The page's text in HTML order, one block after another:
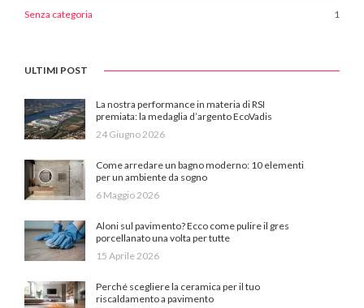
Senza categoria 1
ULTIMI POST
La nostra performance in materia di RSI
premiata: la medaglia d’argento EcoVadis
24 Giugno 2026
Come arredare un bagno moderno: 10 elementi
per un ambiente da sogno
6 Maggio 2026
Aloni sul pavimento? Ecco come pulire il gres
porcellanato una volta per tutte
15 Aprile 2026
Perché scegliere la ceramica per il tuo
riscaldamento a pavimento